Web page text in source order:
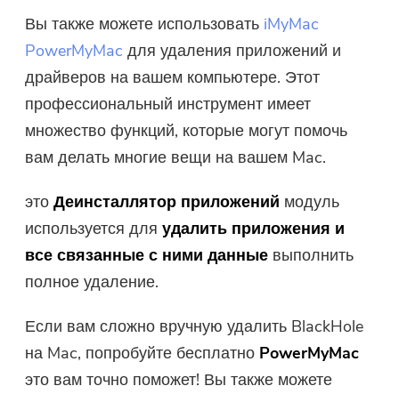
Вы также можете использовать iMyMac
PowerMyMac для удаления приложений и
драйверов на вашем компьютере. Этот
профессиональный инструмент имеет
множество функций, которые могут помочь
вам делать многие вещи на вашем Mac.
этоДеинсталлятор приложений модуль
используется дляудалить приложения и
все связанные с ними данные выполнить
полное удаление.
Если вам сложно вручную удалить BlackHole
на Mac, попробуйте бесплатно PowerMyMac
это вам точно поможет! Вы также можете